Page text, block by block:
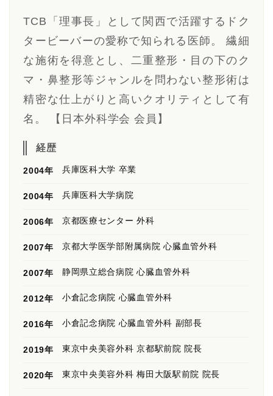
TCB「理事長」として関西で活躍するドク
タービーバーの愛称で知られる医師。 繊細
な施術を得意とし、二重整形・目の下のク
マ・鼻整形等ジャンルを問わない整形術は
精密な仕上がりと高いクオリティとして有
名。 【日本外科学会 会員】
経歴
2004年 兵庫医科大学 卒業
2004年 兵庫医科大学病院
2006年 京都医療センター 外科
2007年 京都大学医学部附属病院 心臓血管外科
2007年 静岡県立総合病院 心臓血管外科
2012年 小倉記念病院 心臓血管外科
2016年 小倉記念病院 心臓血管外科 副部長
2019年 東京中央美容外科 京都駅前院 院長
2020年 東京中央美容外科 梅田大阪駅前院 院長